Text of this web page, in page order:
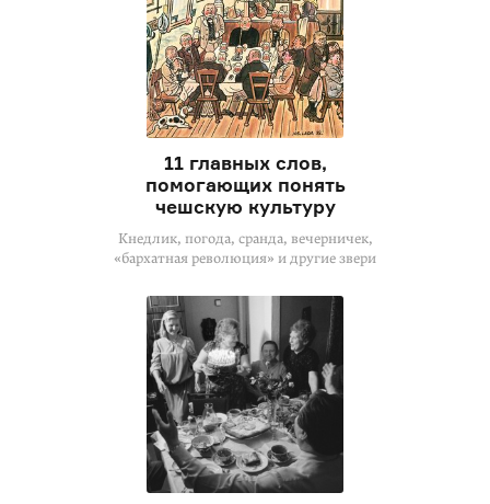
11 главных слов,
помогающих понять
чешскую культуру
Кнедлик, погода, сранда, вечерничек,
«бархатная революция» и другие звери